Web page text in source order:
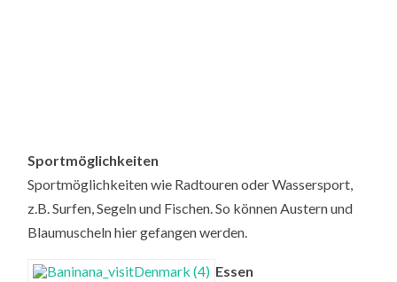
Sportmöglichkeiten
Sportmöglichkeiten wie Radtouren oder Wassersport,
z.B. Surfen, Segeln und Fischen. So können Austern und
Blaumuscheln hier gefangen werden.
Essen